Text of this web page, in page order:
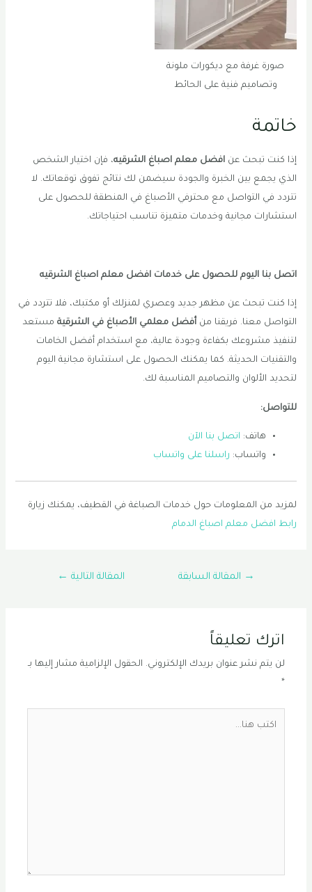
صورة غرفة مع ديكورات ملونة
وتصاميم فنية على الحائط
خاتمة
إذا كنت تبحث عنافضل معلم اصباغ الشرقيه، فإن اختيار الشخص
الذي يجمع بين الخبرة والجودة سيضمن لك نتائج تفوق توقعاتك. لا
تتردد في التواصل مع محترفي الأصباغ في المنطقة للحصول على
استشارات مجانية وخدمات متميزة تناسب احتياجاتك.
اتصل بنا اليوم للحصول على خدمات افضل معلم اصباغ الشرقيه
إذا كنت تبحث عن مظهر جديد وعصري لمنزلك أو مكتبك، فلا تتردد في
التواصل معنا. فريقنا منأفضل معلمي الأصباغ في الشرقية مستعد
لتنفيذ مشروعك بكفاءة وجودة عالية، مع استخدام أفضل الخامات
والتقنيات الحديثة. كما يمكنك الحصول على استشارة مجانية اليوم
لتحديد الألوان والتصاميم المناسبة لك.
للتواصل:
هاتف: اتصل بنا الآن
واتساب: راسلنا على واتساب
لمزيد من المعلومات حول خدمات الصباغة في القطيف، يمكنك زيارة
رابط افضل معلم اصباغ الدمام
→ المقالة السابقة المقالة التالية ←
اترك تعليقاً
لن يتم نشر عنوان بريدك الإلكتروني. الحقول الإلزامية مشار إليها بـ
*